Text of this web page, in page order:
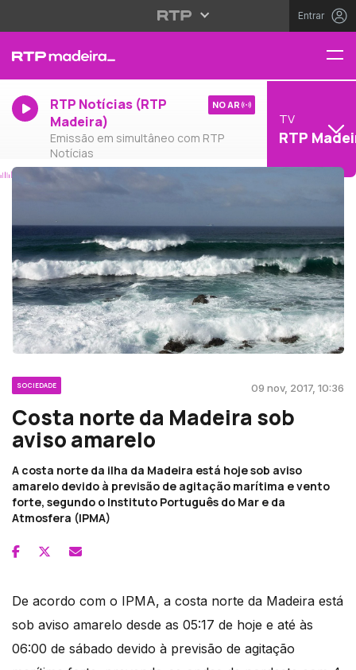
Entrar
RTP Notícias (RTP
Madeira)
Emissão em simultâneo com RTP
Notícias
NO AR
TV
RTP
SOCIEDADE 09 nov, 2017, 10:36
Costa norte da Madeira sob
aviso amarelo
A costa norte da ilha da Madeira está hoje sob aviso
amarelo devido à previsão de agitação marítima e vento
forte, segundo o Instituto Português do Mar e da
Atmosfera (IPMA)
De acordo com o IPMA, a costa norte da Madeira está
sob aviso amarelo desde as 05:17 de hoje e até às
06:00 de sábado devido à previsão de agitação